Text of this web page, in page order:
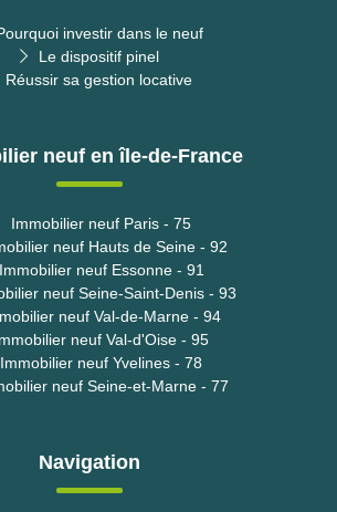
investir dans le neuf
Le dispositif pinel
Réussir sa gestion locative
neuf en île-de-France
Immobilier neuf Paris - 75
neuf Hauts de Seine - 92
Immobilier neuf Essonne - 91
neuf Seine-Saint-Denis - 93
neuf Val-de-Marne - 94
neuf Val-d'Oise - 95
Immobilier neuf Yvelines - 78
neuf Seine-et-Marne - 77
Navigation